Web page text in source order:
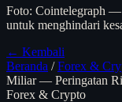
Foto: Cointelegraph —
untuk menghindari
← Kembali
Beranda / Forex &
Miliar — Peringatan
Forex & Crypto